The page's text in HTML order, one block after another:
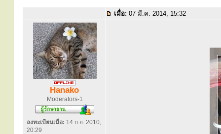
เมื่อ: 07 มี.ค. 2014, 15:32
Hanako
Moderators-1
ลงทะเบียนเมื่อ: 14 ก.ย. 2010,
20:29